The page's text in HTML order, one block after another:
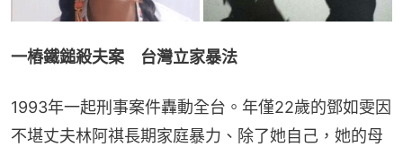
一樁鐵鎚殺夫案　台灣立家暴法
1993年一起刑事案件轟動全台。年僅22歲的鄧如雯因
不堪丈夫林阿祺長期家庭暴力、除了她自己，她的母